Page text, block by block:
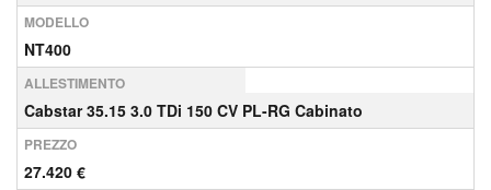
MODELLO
NT400
ALLESTIMENTO
Cabstar 35.15 3.0 TDi 150 CV PL-RG Cabinato
PREZZO
27.420 €